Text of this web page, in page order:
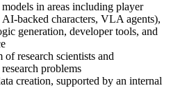
in areas including player
AI-backed characters, VLA agents),
generation, developer tools, and
research scientists and
problems
creation, supported by an internal